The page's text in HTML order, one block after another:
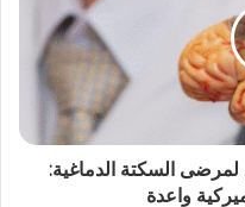
لمرضى السكتة الدماغية:
واعدة